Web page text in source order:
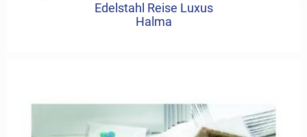
Edelstahl Reise Luxus
Halma